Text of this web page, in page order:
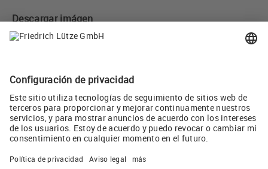
Descargar imágen
LÜTZE - Economía y sostenibilidad van de la mano - 01 (JPG, 1
MB)
Twitear